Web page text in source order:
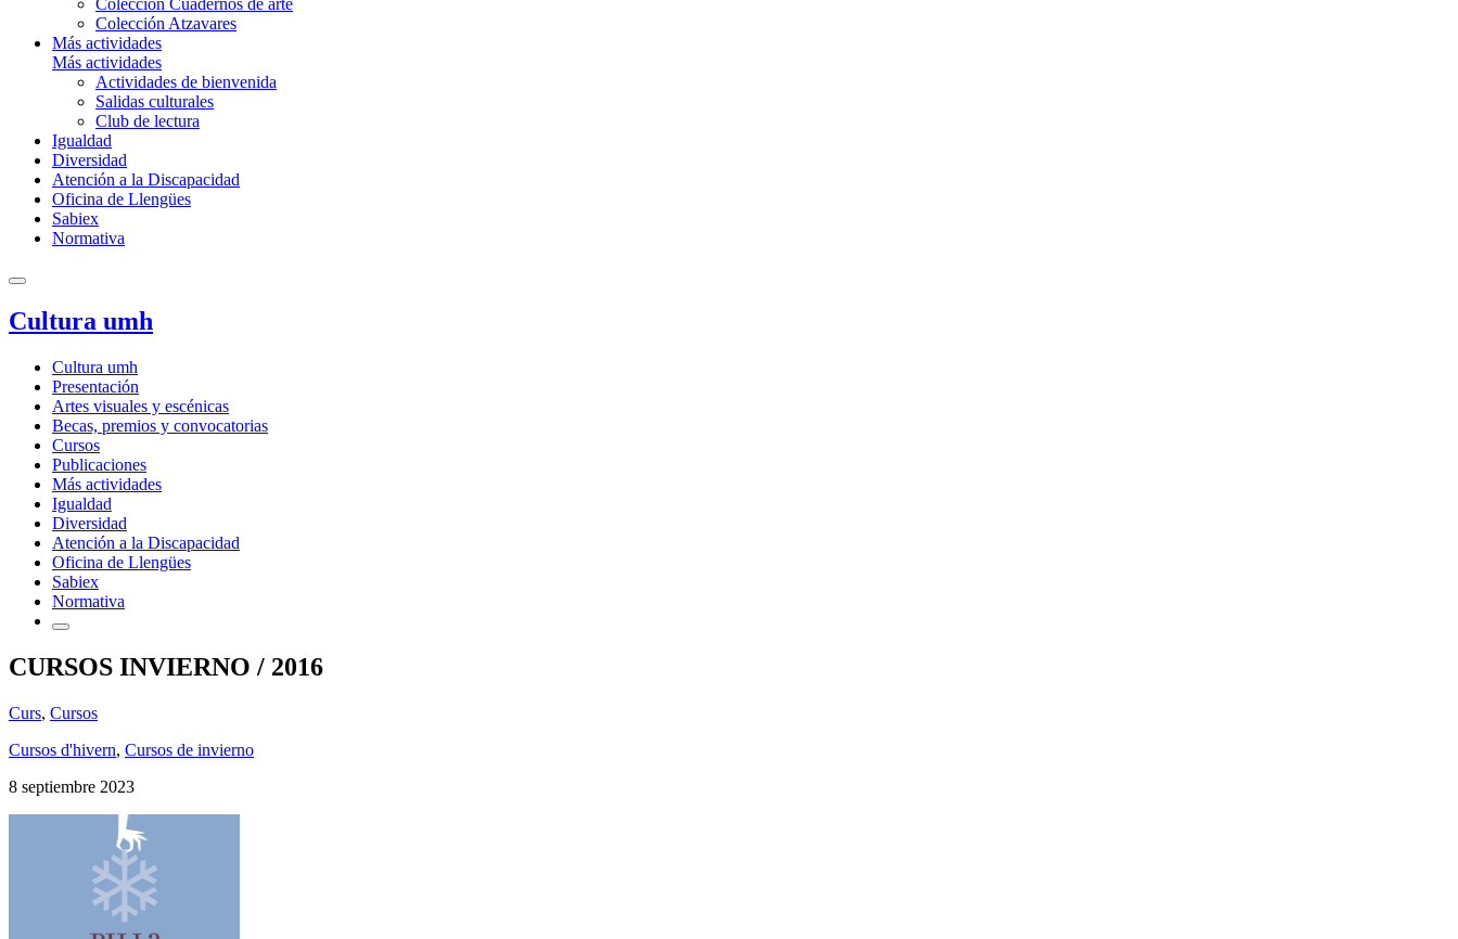
Colección Cuadernos de arte
Colección Atzavares
Más actividades
Más actividades
Actividades de bienvenida
Salidas culturales
Club de lectura
Igualdad
Diversidad
Atención a la Discapacidad
Oficina de Llengües
Sabiex
Normativa
Cultura umh
Cultura umh
Presentación
Artes visuales y escénicas
Becas, premios y convocatorias
Cursos
Publicaciones
Más actividades
Igualdad
Diversidad
Atención a la Discapacidad
Oficina de Llengües
Sabiex
Normativa
CURSOS INVIERNO / 2016
Curs, Cursos
Cursos d'hivern, Cursos de invierno
8 septiembre 2023